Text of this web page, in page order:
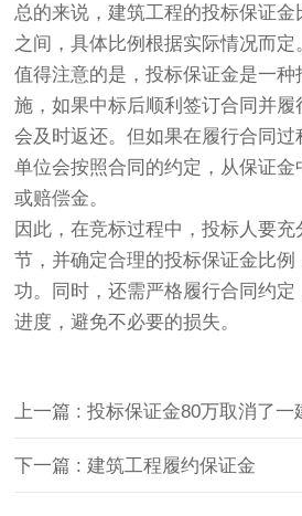
总的来说，建筑工程的投标保证
之间，具体比例根据实际情况而定
值得注意的是，投标保证金是一
施，如果中标后顺利签订合同并
会及时返还。但如果在履行合同
单位会按照合同的约定，从保证
或赔偿金。
因此，在竞标过程中，投标人要
节，并确定合理的投标保证金比
功。同时，还需严格履行合同约
进度，避免不必要的损失。
上一篇 : 投标保证金80万取消了一
下一篇 : 建筑工程履约保证金